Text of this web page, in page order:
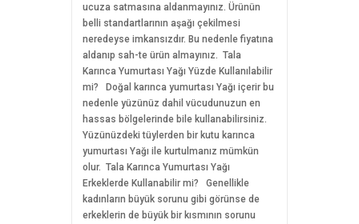
ucuza satmasına aldanmayınız. Ürünün
belli standartlarının aşağı çekilmesi
neredeyse imkansızdır. Bu nedenle fiyatına
aldanıp sah-te ürün almayınız. Tala
Karınca Yumurtası Yağı Yüzde Kullanılabilir
mi? Doğal karınca yumurtası Yağı içerir bu
nedenle yüzünüz dahil vücudunuzun en
hassas bölgelerinde bile kullanabilirsiniz.
Yüzünüzdeki tüylerden bir kutu karınca
yumurtası Yağı ile kurtulmanız mümkün
olur. Tala Karınca Yumurtası Yağı
Erkeklerde Kullanabilir mi? Genellikle
kadınların büyük sorunu gibi görünse de
erkeklerin de büyük bir kısmının sorunu